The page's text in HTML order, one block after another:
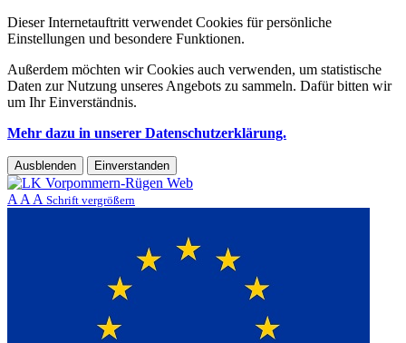
Dieser Internetauftritt verwendet Cookies für persönliche
Einstellungen und besondere Funktionen.
Außerdem möchten wir Cookies auch verwenden, um statistische
Daten zur Nutzung unseres Angebots zu sammeln. Dafür bitten wir
um Ihr Einverständnis.
Mehr dazu in unserer Datenschutzerklärung.
Ausblenden Einverstanden
A A A Schrift vergrößern